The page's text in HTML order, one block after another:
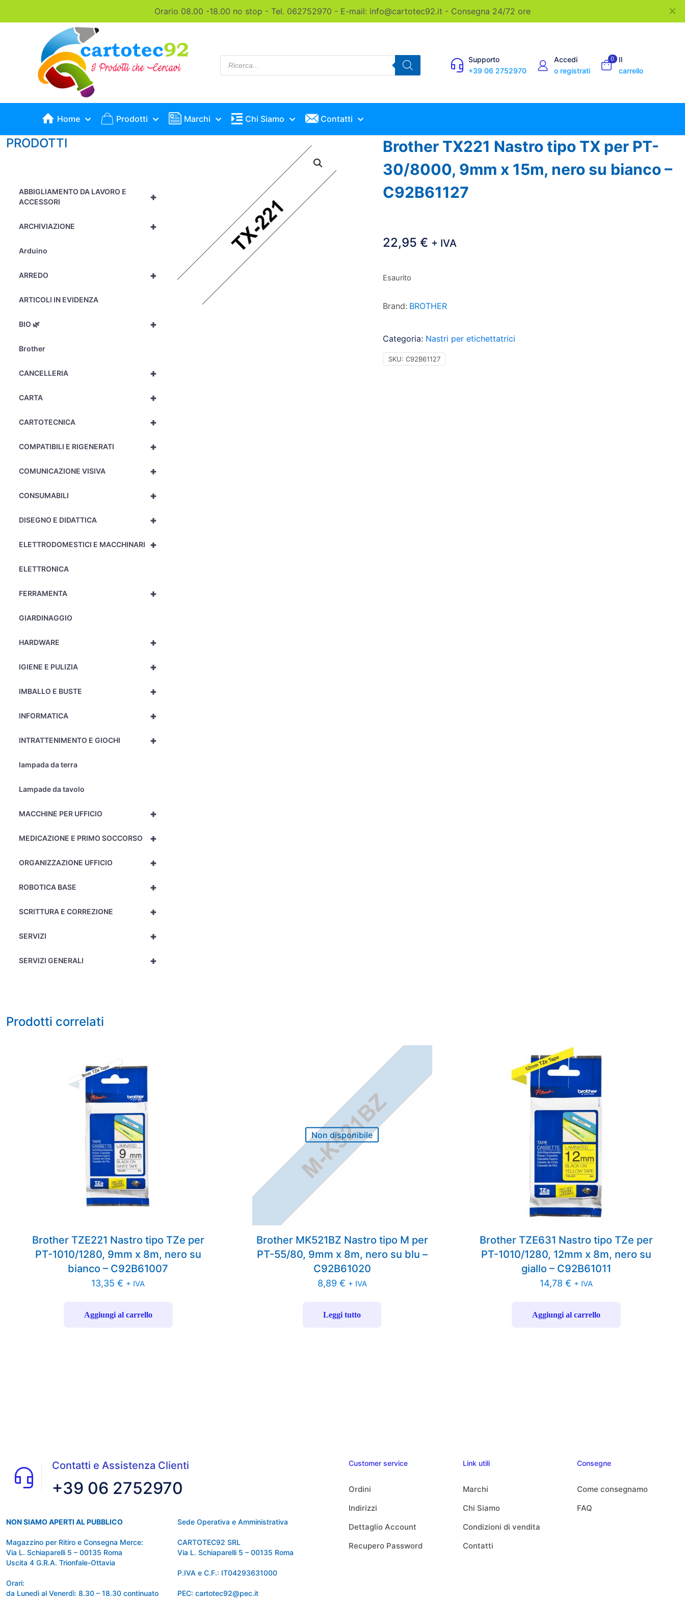
Orario 08.00 -18.00 no stop - Tel. 062752970 - E-mail: info@cartotec92.it - Consegna 24/72 ore ✕
Products
search
Supporto
+39 06 2752970
Accedi
o registrati
0
Il
carrello
Home Prodotti Marchi Chi Siamo Contatti
PRODOTTI
+
ABBIGLIAMENTO DA LAVORO E
ACCESSORI
+
ARCHIVIAZIONE
Arduino
+
ARREDO
ARTICOLI IN EVIDENZA
+
BIO 🌿
Brother
+
CANCELLERIA
+
CARTA
+
CARTOTECNICA
+
COMPATIBILI E RIGENERATI
+
COMUNICAZIONE VISIVA
+
CONSUMABILI
+
DISEGNO E DIDATTICA
+
ELETTRODOMESTICI E MACCHINARI
ELETTRONICA
+
FERRAMENTA
GIARDINAGGIO
+
HARDWARE
+
IGIENE E PULIZIA
+
IMBALLO E BUSTE
+
INFORMATICA
+
INTRATTENIMENTO E GIOCHI
lampada da terra
Lampade da tavolo
+
MACCHINE PER UFFICIO
+
MEDICAZIONE E PRIMO SOCCORSO
+
ORGANIZZAZIONE UFFICIO
+
ROBOTICA BASE
+
SCRITTURA E CORREZIONE
+
SERVIZI
+
SERVIZI GENERALI
Brother TX221 Nastro tipo TX per PT-
30/8000, 9mm x 15m, nero su bianco –
C92B61127
22,95€ + IVA
Esaurito
Brand: BROTHER
Categoria: Nastri per etichettatrici
SKU:C92B61127
Prodotti correlati
Brother TZE221 Nastro tipo TZe per
PT-1010/1280, 9mm x 8m, nero su
bianco – C92B61007
13,35€ + IVA
Aggiungi al carrello
Non disponibile
Brother MK521BZ Nastro tipo M per
PT-55/80, 9mm x 8m, nero su blu –
C92B61020
8,89 € + IVA
Leggi tutto
Brother TZE631 Nastro tipo TZe per
PT-1010/1280, 12mm x 8m, nero su
giallo – C92B61011
14,78 € + IVA
Aggiungi al carrello
Contatti e Assistenza Clienti
+39 06 2752970
NON SIAMO APERTI AL PUBBLICO
Magazzino per Ritiro e Consegna Merce:
Via L. Schiaparelli 5 – 00135 Roma
Uscita 4 G.R.A. Trionfale-Ottavia
Orari:
da Lunedì al Venerdì: 8.30 – 18.30 continuato
Sede Operativa e Amministrativa
CARTOTEC92 SRL
Via L. Schiaparelli 5 – 00135 Roma
P.IVA e C.F.: IT04293631000
PEC: cartotec92@pec.it
Customer service
Ordini
Indirizzi
Dettaglio Account
Recupero Password
Link utili
Marchi
Chi Siamo
Condizioni di vendita
Contatti
Consegne
Come consegnamo
FAQ